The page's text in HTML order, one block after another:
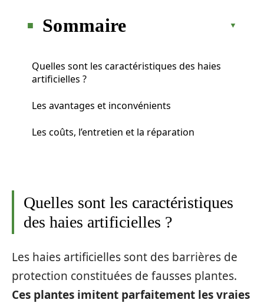
Sommaire
Quelles sont les caractéristiques des haies
artificielles ?
Les avantages et inconvénients
Les coûts, l’entretien et la réparation
Quelles sont les caractéristiques
des haies artificielles ?
Les haies artificielles sont des barrières de
protection constituées de fausses plantes.
Ces plantes imitent parfaitement les vraies